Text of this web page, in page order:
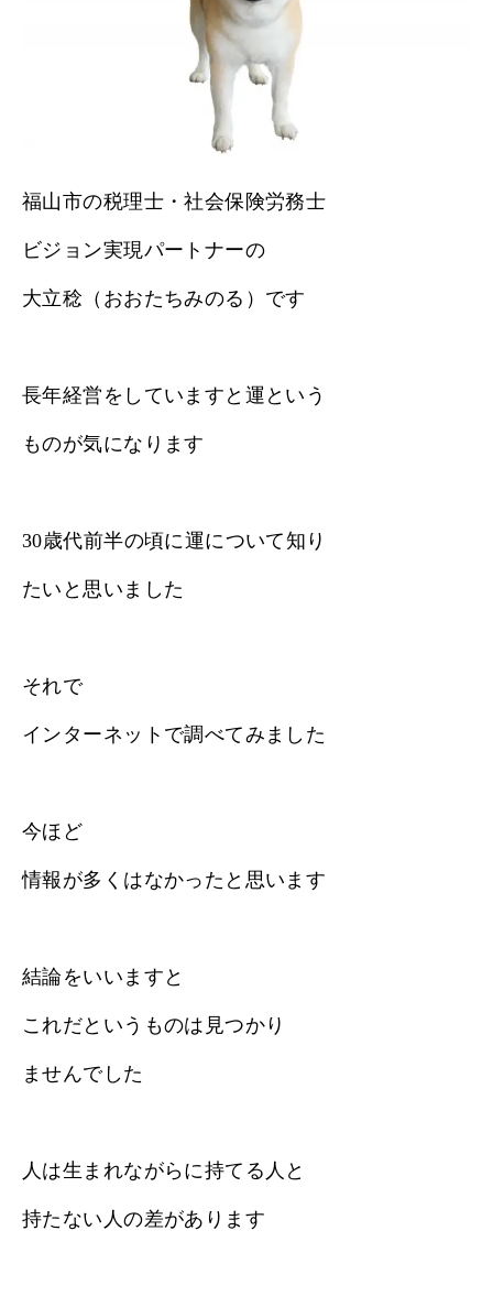
福山市の税理士・社会保険労務士
ビジョン実現パートナーの
大立稔（おおたちみのる）です
長年経営をしていますと運という
ものが気になります
30歳代前半の頃に運について知り
たいと思いました
それで
インターネットで調べてみました
今ほど
情報が多くはなかったと思います
結論をいいますと
これだというものは見つかり
ませんでした
人は生まれながらに持てる人と
持たない人の差があります